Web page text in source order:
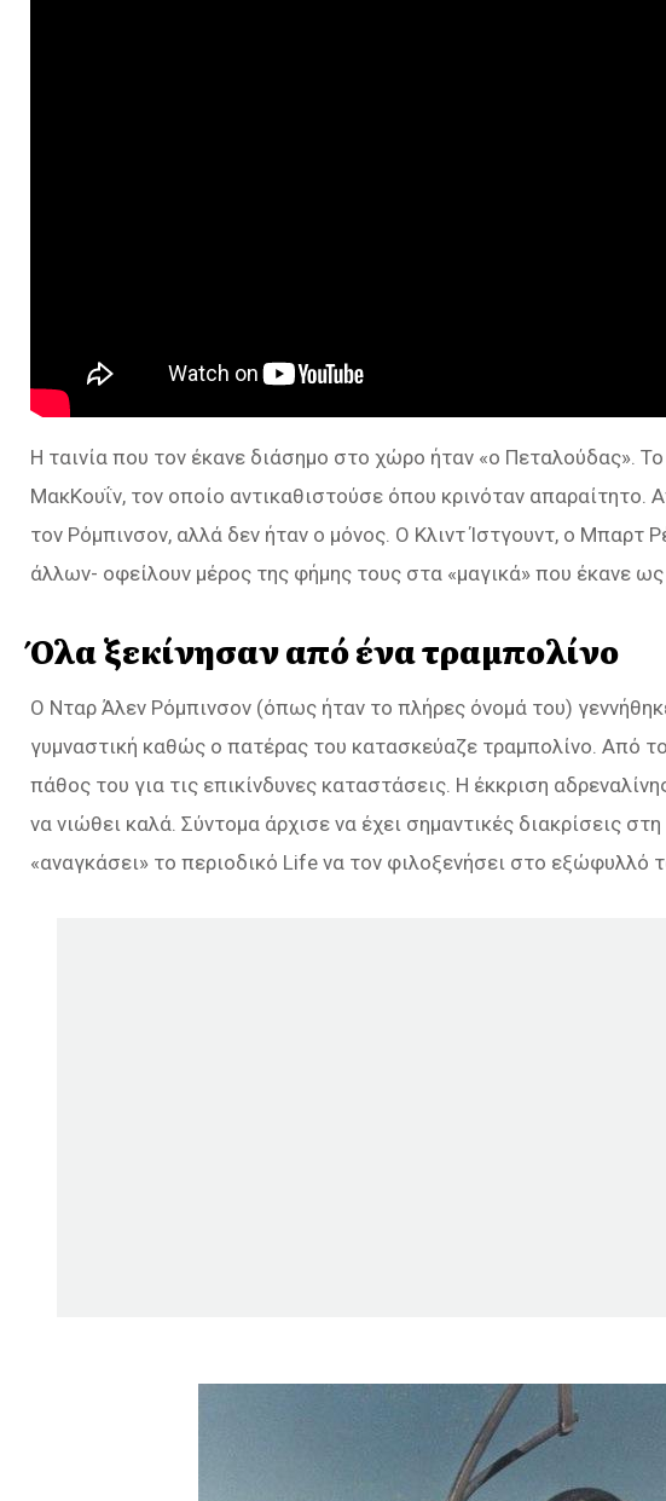
Η ταινία που τον έκανε διάσημο στο χώρο ήταν «ο Πεταλούδας».
ΜακΚουΐν, τον οποίο αντικαθιστούσε όπου κρινόταν
τον Ρόμπινσον, αλλά δεν ήταν ο μόνος. Ο Κλιντ Ίστγουντ, ο Μπαρτ
άλλων- οφείλουν μέρος της φήμης τους στα «μαγικά» που έκανε
Όλα ξεκίνησαν από ένα τραμπολίνο
Ο Νταρ Άλεν Ρόμπινσον (όπως ήταν το πλήρες όνομά του)
γυμναστική καθώς ο πατέρας του κατασκεύαζε τραμπολίνο. Από
πάθος του για τις επικίνδυνες καταστάσεις. Η έκκριση
να νιώθει καλά. Σύντομα άρχισε να έχει σημαντικές διακρίσεις
«αναγκάσει» το περιοδικό Life να τον φιλοξενήσει στο εξώφυλλό